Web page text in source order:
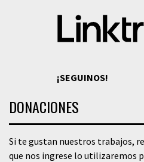
¡SEGUINOS!
DONACIONES
Si te gustan nuestros trabajos,
que nos ingrese lo utilizaremos